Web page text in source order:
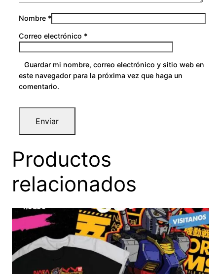
Nombre *
Correo electrónico *
Guardar mi nombre, correo electrónico y sitio web en
este navegador para la próxima vez que haga un
comentario.
Productos
relacionados